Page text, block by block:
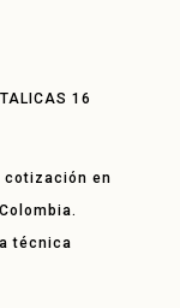
16
cotización en
técnica